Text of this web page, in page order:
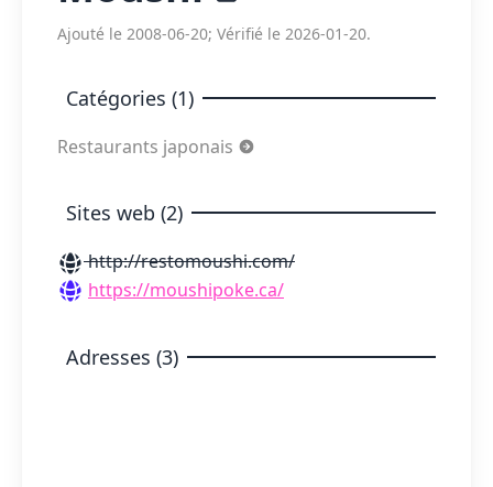
Ajouté le 2008-06-20; Vérifié le 2026-01-20.
Catégories (1)
Restaurants japonais
Sites web (2)
http://restomoushi.com/
https://moushipoke.ca/
Adresses (3)